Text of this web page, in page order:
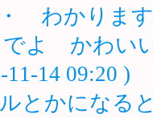
・ わかりま
でよ かわい
11-14 09:20 )
とかになる